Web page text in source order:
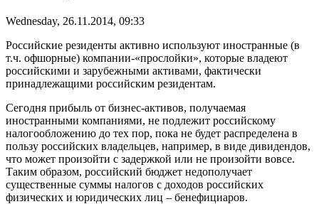
Wednesday, 26.11.2014, 09:33
Российские резиденты активно используют иностранные (в
т.ч. офшорные) компании-«прослойки», которые владеют
российскими и зарубежными активами, фактически
принадлежащими российским резидентам.
Сегодня прибыль от бизнес-активов, получаемая
иностранными компаниями, не подлежит российскому
налогообложению до тех пор, пока не будет распределена в
пользу российских владельцев, например, в виде дивидендов,
что может произойти с задержкой или не произойти вовсе.
Таким образом, российский бюджет недополучает
существенные суммы налогов с доходов российских
физических и юридических лиц – бенефициаров.